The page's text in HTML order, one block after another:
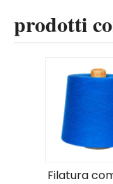
prodotti
Filatura